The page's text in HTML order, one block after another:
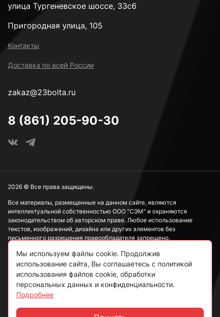
улица Тургеневское шоссе, 33с6
Пригородная улица, 105
Контакты
Доставка по всей России
zakaz@23bolta.ru
8 (861) 205-90-30
Все материалы, размещенные на данном сайте, являются
интеллектуальной собственностью ООО "СЭМ" и охраняются
законодательством об авторском праве. Любое использование
текстов, изображений, дизайна или других элементов без
письменного разрешения правообладателя запрещено.
Информация, представленная на сайте, носит исключительно
ознакомительный характер и не может рассматриваться как
публичная оферта в соответствии со ст. 437 ГК РФ.
Политика конфиденциальности
Согласие на обработку данных
2026 © Все права защищены.
Мы используем файлы cookie. Продолжив
использование сайта, Вы соглашаетесь с политикой
использования файлов cookie, обработки
персональных данных и конфиденциальности.
Подробнее